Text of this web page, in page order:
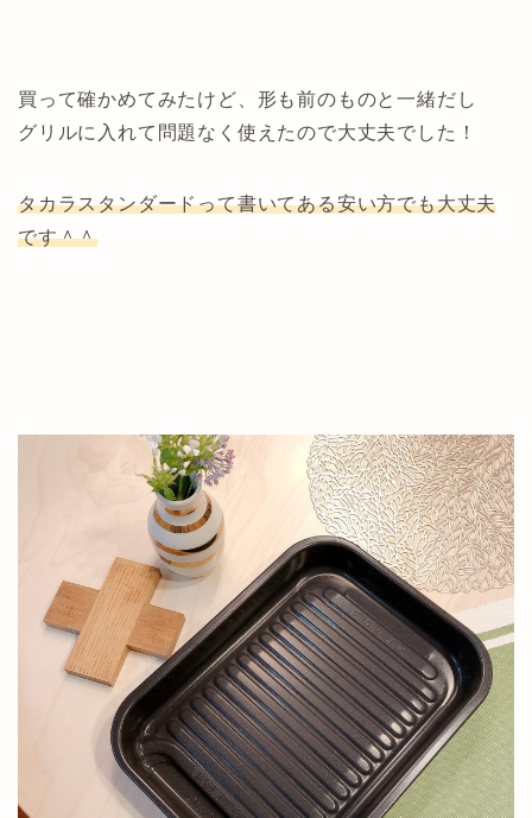
買って確かめてみたけど、形も前のものと一緒だし
グリルに入れて問題なく使えたので大丈夫でした！
タカラスタンダードって書いてある安い方でも大丈夫
です＾＾